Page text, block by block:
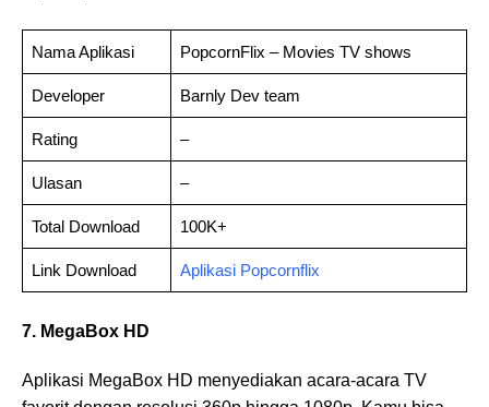
Nama Aplikasi PopcornFlix – Movies TV shows
Developer Barnly Dev team
Rating –
Ulasan –
Total Download 100K+
Link Download Aplikasi Popcornflix
7. MegaBox HD
Aplikasi MegaBox HD menyediakan acara-acara TV